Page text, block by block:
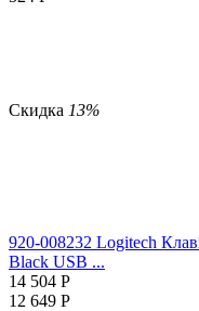
Скидка 13%
920-008232 Logitech
Black USB ...
14 504 Р
12 649 Р